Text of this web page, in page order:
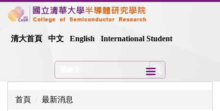
跳
到
主清大首頁 中文 English International Student
首頁 最新消息